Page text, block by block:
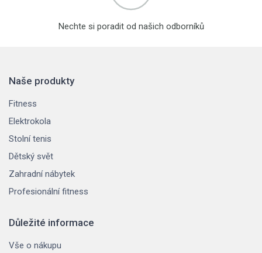
Nechte si poradit od našich odborníků
Naše produkty
Fitness
Elektrokola
Stolní tenis
Dětský svět
Zahradní nábytek
Profesionální fitness
Důležité informace
Vše o nákupu